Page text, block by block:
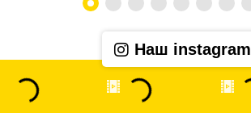
Наш instagram